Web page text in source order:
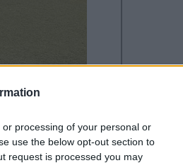
processing of your personal or
use the below opt-out section to
request is processed you may